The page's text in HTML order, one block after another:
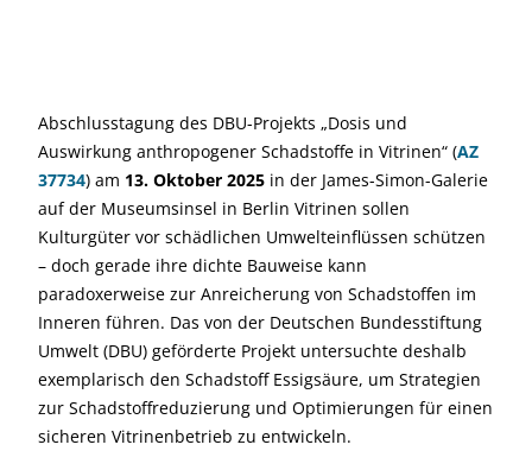
Abschlusstagung des DBU-Projekts „Dosis und
Auswirkung anthropogener Schadstoffe in Vitrinen“ (AZ
37734) am 13. Oktober 2025 in der James-Simon-Galerie
auf der Museumsinsel in Berlin Vitrinen sollen
Kulturgüter vor schädlichen Umwelteinflüssen schützen
– doch gerade ihre dichte Bauweise kann
paradoxerweise zur Anreicherung von Schadstoffen im
Inneren führen. Das von der Deutschen Bundesstiftung
Umwelt (DBU) geförderte Projekt untersuchte deshalb
exemplarisch den Schadstoff Essigsäure, um Strategien
zur Schadstoffreduzierung und Optimierungen für einen
sicheren Vitrinenbetrieb zu entwickeln.